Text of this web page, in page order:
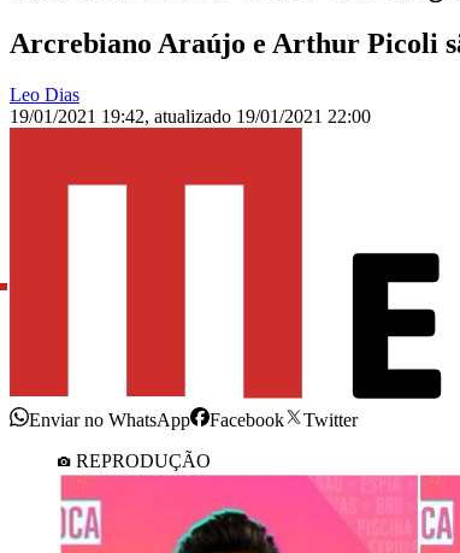
Arcrebiano Araújo e Arthur Picoli
Leo Dias
19/01/2021 19:42, atualizado 19/01/2021 22:00
Enviar no WhatsApp Facebook
Twitter
REPRODUÇÃO